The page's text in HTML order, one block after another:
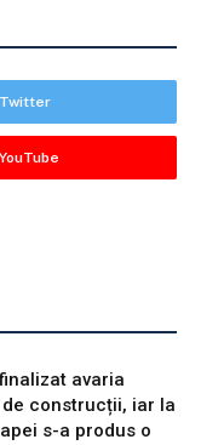
Twitter
YouTube
avaria
construcții, iar la
s-a produs o